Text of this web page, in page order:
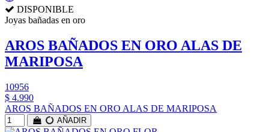
DISPONIBLE
Joyas bañadas en oro
AROS BAÑADOS EN ORO ALAS DE
MARIPOSA
10956
$ 4.990
AROS BAÑADOS EN ORO ALAS DE MARIPOSA
AÑADIR